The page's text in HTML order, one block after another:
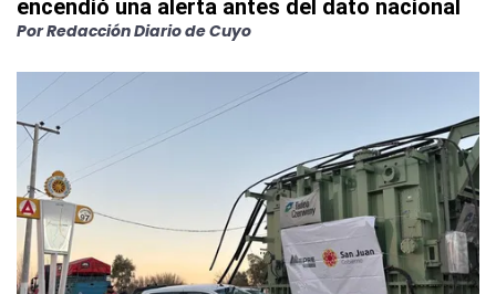
encendió una alerta antes del dato nacional
PorRedacción Diario de Cuyo